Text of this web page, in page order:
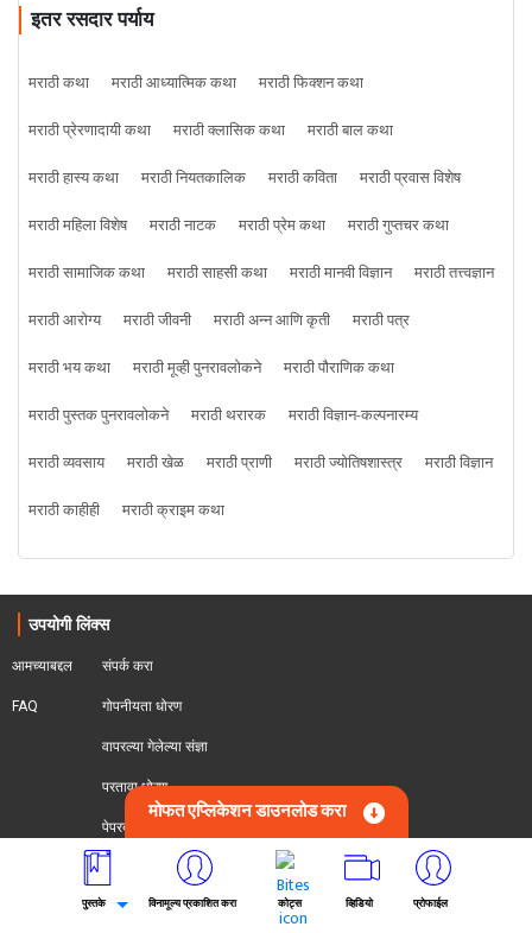
इतर रसदार पर्याय
मराठी कथा मराठी आध्यात्मिक कथा
मराठी फिक्शन कथा
मराठी प्रेरणादायी कथा
मराठी क्लासिक कथा
मराठी बाल कथा
मराठी हास्य कथा
मराठी नियतकालिक मराठी कविता
मराठी प्रवास विशेष
मराठी महिला विशेष
मराठी नाटक मराठी प्रेम कथा
मराठी गुप्तचर कथा
मराठी सामाजिक कथा
मराठी साहसी कथा मराठी मानवी विज्ञान
मराठी तत्त्वज्ञान
मराठी आरोग्य
मराठी जीवनी मराठी अन्न आणि कृती
मराठी पत्र
मराठी भय कथा
मराठी मूव्ही पुनरावलोकने
मराठी पौराणिक कथा
मराठी पुस्तक पुनरावलोकने
मराठी थरारक
मराठी विज्ञान-कल्पनारम्य
मराठी व्यवसाय
मराठी खेळ मराठी प्राणी मराठी ज्योतिषशास्त्र
मराठी विज्ञान
मराठी काहीही
मराठी क्राइम कथा
उपयोगी लिंक्स
आमच्याबद्दल
FAQ
संपर्क करा
गोपनीयता धोरण
वापरल्या गेलेल्या संज्ञा
परतावा धोरण
पेपरबॅक प्रकाशित करा
अनुसरण करा
मोफत एप्लिकेशन डाउनलोड करा
पुस्तके विनामूल्य प्रकाशित करा कोट्स व्हिडियो प्रोफाईल